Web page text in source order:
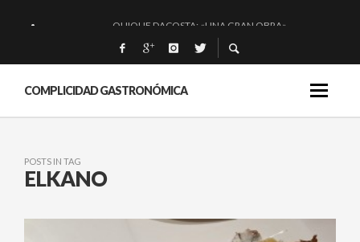
QUIQUE DACOSTA: «UNA GRAN OBRA»
EL BARUCO DE ANERO: MUCHO MÁS QUE UN BAR.
MONTIA: ESENCIAL Y BRILLANTE.
COMPLICIDAD GASTRONÓMICA
POSTS IN TAG
ELKANO